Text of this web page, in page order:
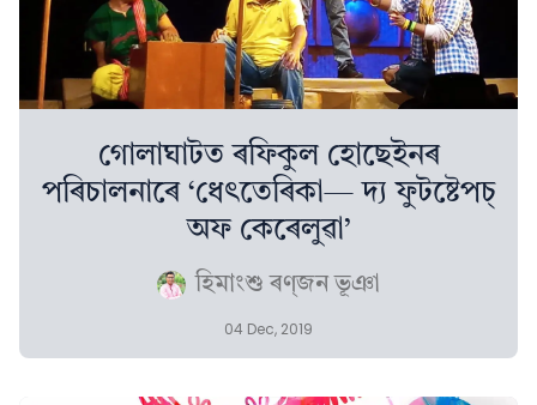
গোলাঘাটত ৰফিকুল হোছেইনৰ
পৰিচালনাৰে ‘ধেৎতেৰিকা— দ্য ফুটষ্টেপচ্
অফ কেৰেলুৱা’
হিমাংশু ৰণ্‌জন ভূঞা
04 Dec, 2019